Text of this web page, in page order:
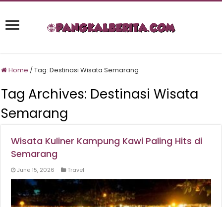
Home /Tag:Destinasi Wisata Semarang
Tag Archives: Destinasi Wisata
Semarang
Wisata Kuliner Kampung Kawi Paling Hits di
Semarang
June 15, 2026 Travel